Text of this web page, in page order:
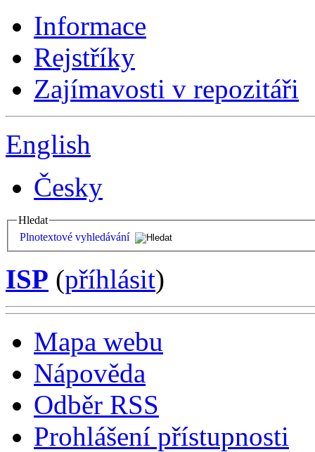
Informace
Rejstříky
Zajímavosti v repozitáři
English
Česky
Hledat
Plnotextové vyhledávání
ISP (příhlásit)
Mapa webu
Nápověda
Odběr RSS
Prohlášení přístupnosti